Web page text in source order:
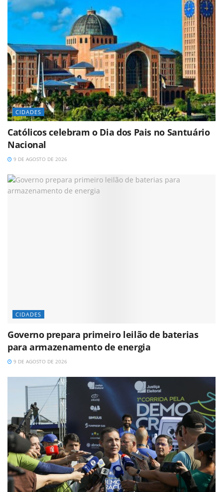
CIDADES
Católicos celebram o Dia dos Pais no Santuário
Nacional
9 DE AGOSTO DE 2026
CIDADES
Governo prepara primeiro leilão de baterias
para armazenamento de energia
9 DE AGOSTO DE 2026